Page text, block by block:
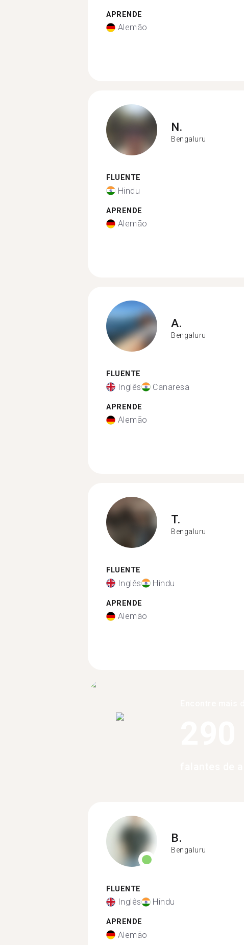
APRENDE
Alemão
N.
Bengaluru
FLUENTE
Hindu
APRENDE
Alemão
A.
Bengaluru
FLUENTE
Inglês Canaresa
APRENDE
Alemão
T.
Bengaluru
FLUENTE
Inglês Hindu
APRENDE
Alemão
B.
Bengaluru
FLUENTE
Inglês Hindu
APRENDE
Alemão